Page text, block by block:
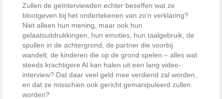
Zullen de geïnterviewden echter beseffen wat ze
blootgeven bij het ondertekenen van zo’n verklaring?
Niet alleen hun mening, maar ook hun
gelaatsuitdrukkingen, hun emoties, hun taalgebruik, de
spullen in de achtergrond, de partner die voorbij
wandelt, de kinderen die op de grond spelen – alles wat
steeds krachtigere AI kan halen uit een lang video-
interview? Dat daar veel geld mee verdiend zal worden,
en dat ze misschien ook gericht gemanipuleerd zullen
worden?